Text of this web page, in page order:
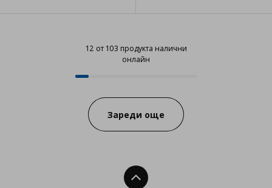
12 от 103 продукта налични
онлайн
12 от 103 продукта налични
Progress:
Зареди още
Нагоре